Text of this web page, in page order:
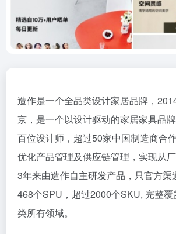
造作是一个全品类设计家居品牌，
京，是一个以设计驱动的家居家具品
百位设计师，超过50家中国制造商合
优化产品管理及供应链管理，实现从厂
3年来由造作自主研发产品，只官方渠
468个SPU，超过2000个SKU, 完整
类所有领域。